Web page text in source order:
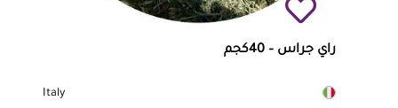
راي جراس – 40كجم
Italy